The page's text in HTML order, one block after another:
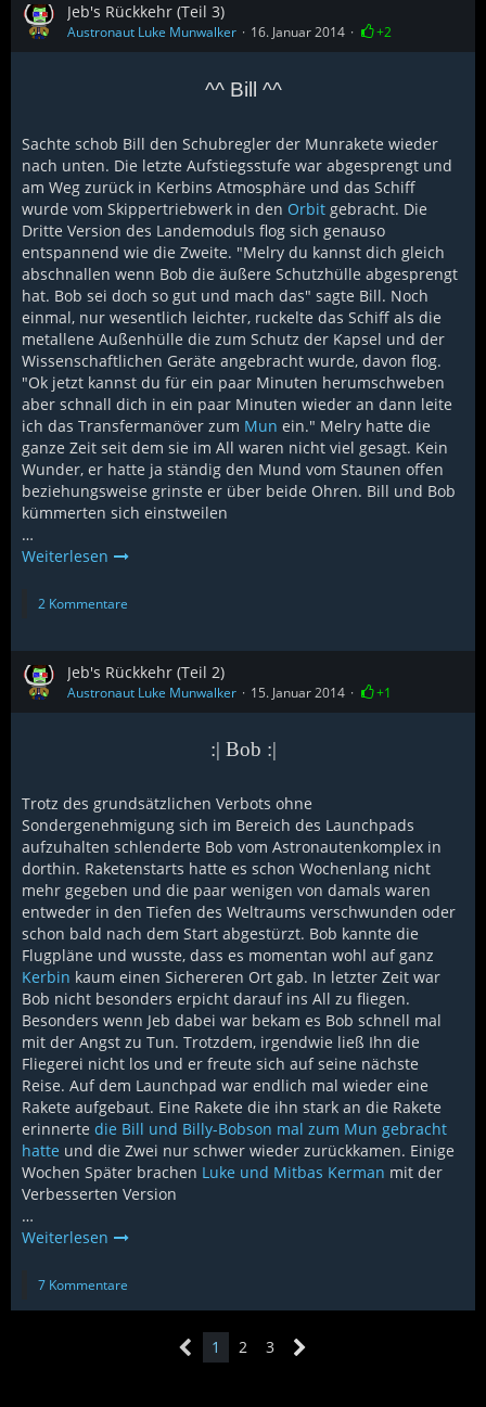
Jeb's Rückkehr (Teil 3)
Austronaut Luke Munwalker 16. Januar 2014 +2
^^ Bill ^^
Sachte schob Bill den Schubregler der Munrakete wieder
nach unten. Die letzte Aufstiegsstufe war abgesprengt und
am Weg zurück in Kerbins Atmosphäre und das Schiff
wurde vom Skippertriebwerk in den Orbit gebracht. Die
Dritte Version des Landemoduls flog sich genauso
entspannend wie die Zweite. "Melry du kannst dich gleich
abschnallen wenn Bob die äußere Schutzhülle abgesprengt
hat. Bob sei doch so gut und mach das" sagte Bill. Noch
einmal, nur wesentlich leichter, ruckelte das Schiff als die
metallene Außenhülle die zum Schutz der Kapsel und der
Wissenschaftlichen Geräte angebracht wurde, davon flog.
"Ok jetzt kannst du für ein paar Minuten herumschweben
aber schnall dich in ein paar Minuten wieder an dann leite
ich das Transfermanöver zum Mun ein." Melry hatte die
ganze Zeit seit dem sie im All waren nicht viel gesagt. Kein
Wunder, er hatte ja ständig den Mund vom Staunen offen
beziehungsweise grinste er über beide Ohren. Bill und Bob
kümmerten sich einstweilen
…
Weiterlesen
2 Kommentare
Jeb's Rückkehr (Teil 2)
Austronaut Luke Munwalker 15. Januar 2014 +1
:| Bob :|
Trotz des grundsätzlichen Verbots ohne
Sondergenehmigung sich im Bereich des Launchpads
aufzuhalten schlenderte Bob vom Astronautenkomplex in
dorthin. Raketenstarts hatte es schon Wochenlang nicht
mehr gegeben und die paar wenigen von damals waren
entweder in den Tiefen des Weltraums verschwunden oder
schon bald nach dem Start abgestürzt. Bob kannte die
Flugpläne und wusste, dass es momentan wohl auf ganz
Kerbin kaum einen Sichereren Ort gab. In letzter Zeit war
Bob nicht besonders erpicht darauf ins All zu fliegen.
Besonders wenn Jeb dabei war bekam es Bob schnell mal
mit der Angst zu Tun. Trotzdem, irgendwie ließ Ihn die
Fliegerei nicht los und er freute sich auf seine nächste
Reise. Auf dem Launchpad war endlich mal wieder eine
Rakete aufgebaut. Eine Rakete die ihn stark an die Rakete
erinnerte die Bill und Billy-Bobson mal zum Mun gebracht
hatte und die Zwei nur schwer wieder zurückkamen. Einige
Wochen Später brachen Luke und Mitbas Kerman mit der
Verbesserten Version
…
Weiterlesen
7 Kommentare
1 2 3